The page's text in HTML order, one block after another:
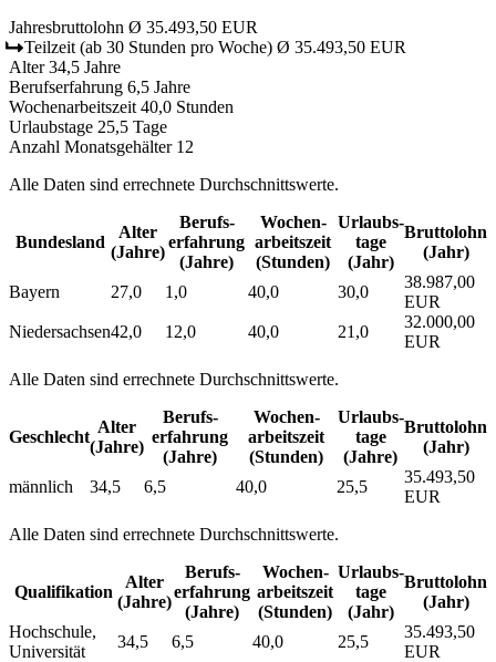
Jahresbruttolohn Ø 35.493,50 EUR
Teilzeit (ab 30 Stunden pro Woche) Ø 35.493,50 EUR
Alter 34,5 Jahre
Berufserfahrung 6,5 Jahre
Wochenarbeitszeit 40,0 Stunden
Urlaubstage 25,5 Tage
Anzahl Monatsgehälter 12
Alle Daten sind errechnete Durchschnittswerte.
Bundesland
Alter
(Jahre)
Berufs­
erfahrung
(Jahre)
Wochen­
arbeitszeit
(Stunden)
Urlaubs­
tage
(Jahr)
Bruttolohn
(Jahr)
Bayern 27,0 1,0 40,0 30,0
38.987,00
EUR
Niedersachsen42,0 12,0 40,0 21,0
32.000,00
EUR
Alle Daten sind errechnete Durchschnittswerte.
Geschlecht
Alter
(Jahre)
Berufs­
erfahrung
(Jahre)
Wochen­
arbeitszeit
(Stunden)
Urlaubs­
tage
(Jahre)
Bruttolohn
(Jahr)
männlich 34,5 6,5 40,0 25,5
35.493,50
EUR
Alle Daten sind errechnete Durchschnittswerte.
Qualifikation
Alter
(Jahre)
Berufs­
erfahrung
(Jahre)
Wochen­
arbeitszeit
(Stunden)
Urlaubs­
tage
(Jahr)
Bruttolohn
(Jahr)
Hochschule,
Universität
34,5 6,5 40,0 25,5
35.493,50
EUR